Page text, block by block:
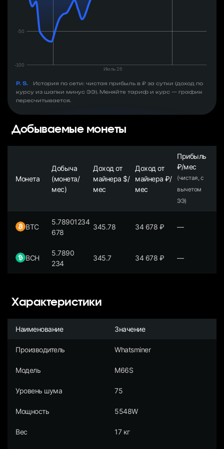
P. S.
История по сети: чистая прибыль в ₽ за сутки (доход по
курсу из шапки минус ЭЭ). Меняйте тариф и курс — график
пересчитывается.
Добываемые монеты
Монета
Добыча
(монета/
мес)
Доход от
майнера $/
мес
Доход от
майнера ₽/
мес
Прибыль
₽/мес
(чистая, с
вычетом
ЭЭ)
BTC
5.78901234
678
345.78 34 678 ₽ —
BCH
5.7890
234
345.7 34 678 ₽ —
Характеристики
Наименование Значение
Производитель Whatsminer
Модель M66S
Уровень шума 75
Мощность 5548W
Вес 17 кг